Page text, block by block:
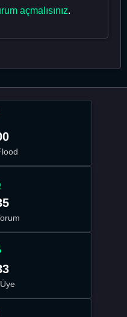
açmalısınız.